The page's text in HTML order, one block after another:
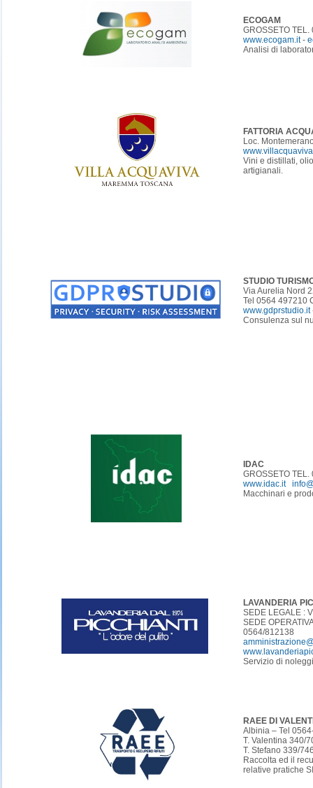
ECOGAM
GROSSETO
www.ecogam.it-
Analisi di
FATTORIA
Loc.
Vini e distillati,
artigianali.
STUDIO
Via Aurelia Nord
Tel 0564 497210
www.gdprstudio.it
Consulenza sul
IDAC
GROSSETO
www.idac.it
Macchinari e
LAVANDERIA
SEDE LEGALE :
SEDE
0564/812138
Servizio di
RAEE DI
Albinia – Tel
T. Valentina 340/
T. Stefano 339/
Raccolta ed il
relative pratiche